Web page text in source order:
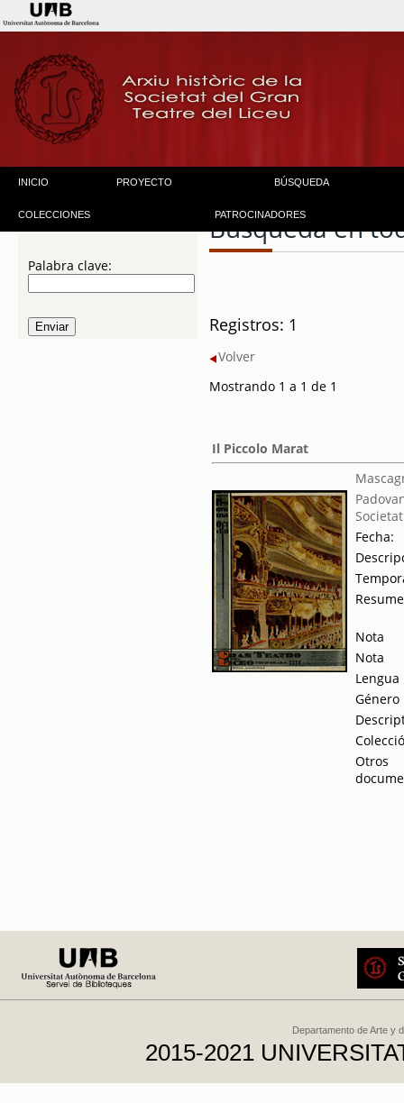
INICIO PROYECTO BÚSQUEDA
COLECCIONES PATROCINADORES
Palabra clave:
Búsqueda en
Registros: 1
Volver
Mostrando 1 a 1 de 1
Il Piccolo Marat
Fecha:
Nota
Nota
Lengua
Género
Otros
Departamento de Arte y
2015-2021